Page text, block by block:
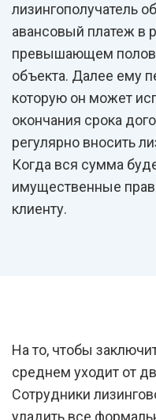
лизингополучатель
авансовый платеж в
превышающем
объекта. Далее ему
которую он может
окончания срока
регулярно вносить
Когда вся сумма
имущественные
клиенту.
На то, чтобы
среднем уходит от
Сотрудники
уладить все